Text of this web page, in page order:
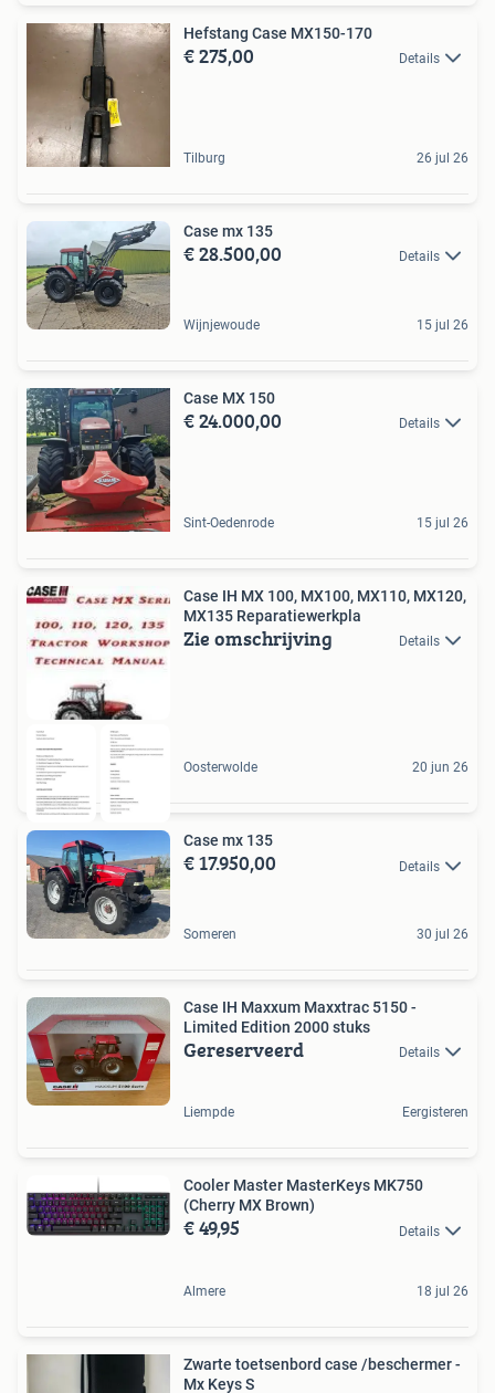
Hefstang Case MX150-170
€ 275,00 Details
Tilburg 26 jul 26
Case mx 135
€ 28.500,00 Details
Wijnjewoude 15 jul 26
Case MX 150
€ 24.000,00 Details
Sint-Oedenrode 15 jul 26
Case IH MX 100, MX100, MX110, MX120,
MX135 Reparatiewerkpla
Zie omschrijving Details
Oosterwolde 20 jun 26
Case mx 135
€ 17.950,00 Details
Someren 30 jul 26
Case IH Maxxum Maxxtrac 5150 -
Limited Edition 2000 stuks
Gereserveerd Details
Liempde Eergisteren
Cooler Master MasterKeys MK750
(Cherry MX Brown)
€ 49,95 Details
Almere 18 jul 26
Zwarte toetsenbord case /beschermer -
Mx Keys S